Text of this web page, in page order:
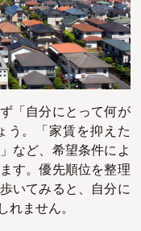
「自分にとって何が
う。「家賃を抑えた
など、希望条件によ
す。優先順位を整理
いてみると、自分に
ません。